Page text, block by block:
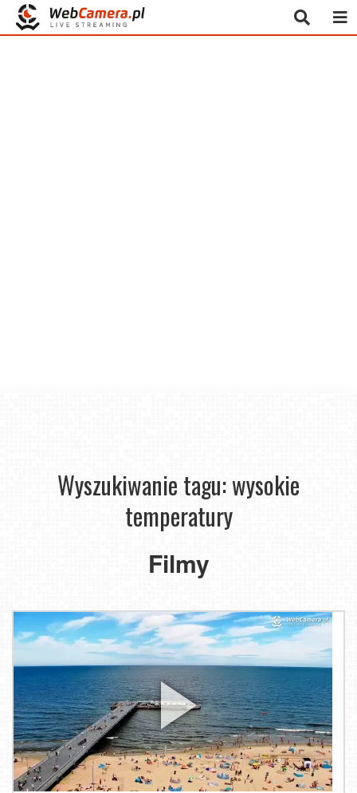
Wyszukiwanie tagu: wysokie
temperatury
Filmy